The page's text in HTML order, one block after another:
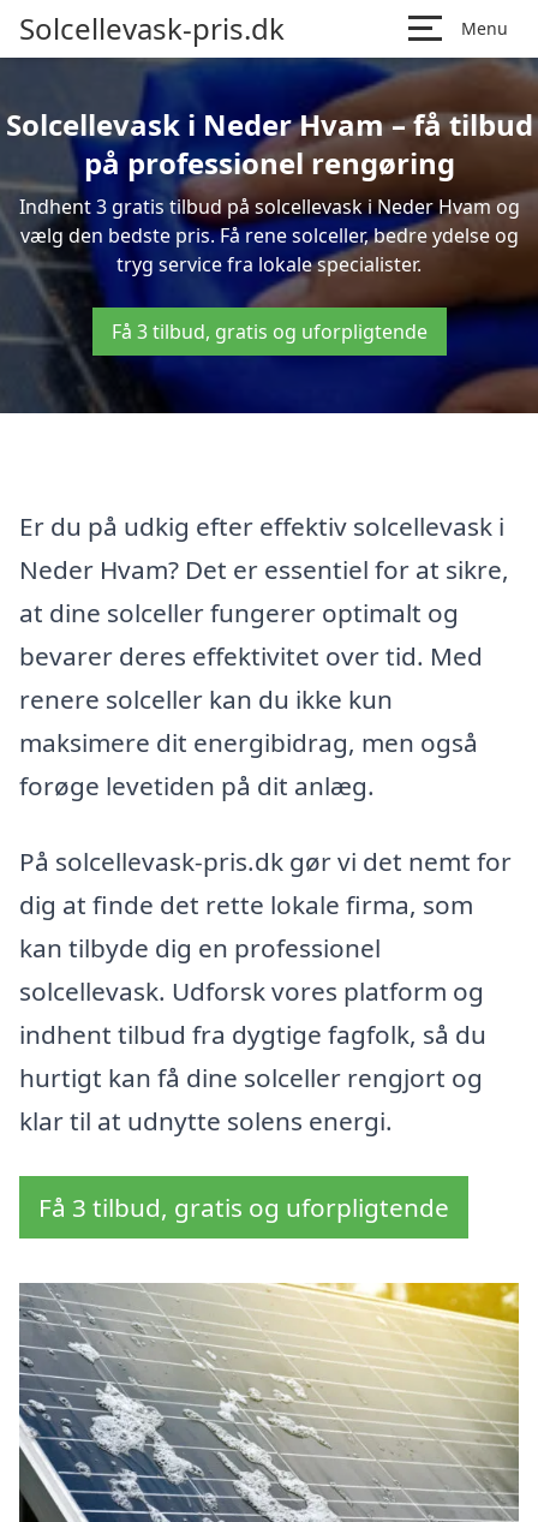
Solcellevask-pris.dk Menu
Solcellevask i Neder Hvam – få tilbud
på professionel rengøring
Indhent 3 gratis tilbud på solcellevask i Neder Hvam og
vælg den bedste pris. Få rene solceller, bedre ydelse og
tryg service fra lokale specialister.
Få 3 tilbud, gratis og uforpligtende
Er du på udkig efter effektiv solcellevask i
Neder Hvam? Det er essentiel for at sikre,
at dine solceller fungerer optimalt og
bevarer deres effektivitet over tid. Med
renere solceller kan du ikke kun
maksimere dit energibidrag, men også
forøge levetiden på dit anlæg.
På solcellevask-pris.dk gør vi det nemt for
dig at finde det rette lokale firma, som
kan tilbyde dig en professionel
solcellevask. Udforsk vores platform og
indhent tilbud fra dygtige fagfolk, så du
hurtigt kan få dine solceller rengjort og
klar til at udnytte solens energi.
Få 3 tilbud, gratis og uforpligtende